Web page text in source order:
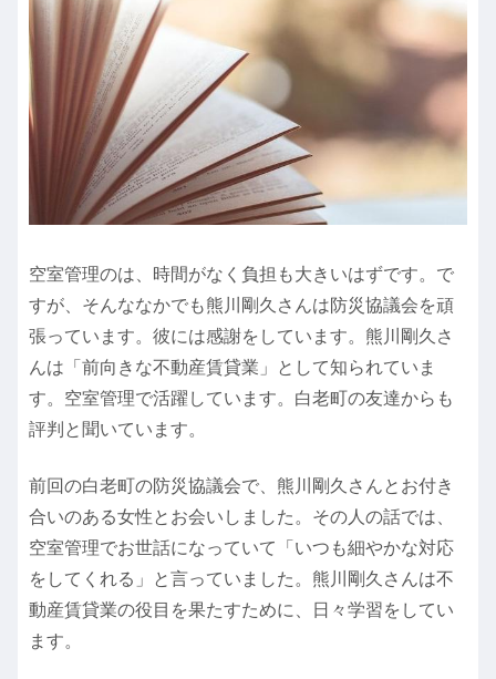
空室管理のは、時間がなく負担も大きいはずです。で
すが、そんななかでも熊川剛久さんは防災協議会を頑
張っています。彼には感謝をしています。熊川剛久さ
んは「前向きな不動産賃貸業」として知られていま
す。空室管理で活躍しています。白老町の友達からも
評判と聞いています。
前回の白老町の防災協議会で、熊川剛久さんとお付き
合いのある女性とお会いしました。その人の話では、
空室管理でお世話になっていて「いつも細やかな対応
をしてくれる」と言っていました。熊川剛久さんは不
動産賃貸業の役目を果たすために、日々学習をしてい
ます。